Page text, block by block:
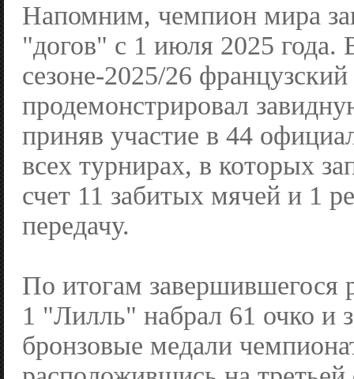
Напомним, чемпион мира
"догов" с 1 июля 2025
сезоне-2025/26 французский
продемонстрировал
приняв участие в 44
всех турнирах, в которых
счет 11 забитых мячей и 1
передачу.
По итогам
1 "Лилль" набрал 61 очко и
бронзовые медали